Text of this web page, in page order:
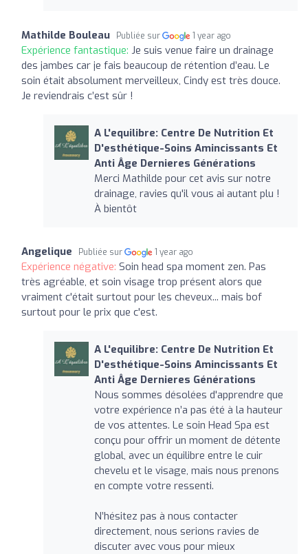
Mathilde Bouleau Publiée sur 1 year ago
Expérience fantastique: Je suis venue faire un drainage
des jambes car je fais beaucoup de rétention d’eau. Le
soin était absolument merveilleux, Cindy est très douce.
Je reviendrais c’est sûr !
A L'equilibre: Centre De Nutrition Et
D'esthétique-Soins Amincissants Et
Anti Âge Dernieres Générations
Merci Mathilde pour cet avis sur notre
drainage, ravies qu'il vous ai autant plu !
À bientôt
Angelique Publiée sur 1 year ago
Expérience négative: Soin head spa moment zen. Pas
très agréable, et soin visage trop présent alors que
vraiment c'était surtout pour les cheveux... mais bof
surtout pour le prix que c'est.
A L'equilibre: Centre De Nutrition Et
D'esthétique-Soins Amincissants Et
Anti Âge Dernieres Générations
Nous sommes désolées d'apprendre que
votre expérience n’a pas été à la hauteur
de vos attentes. Le soin Head Spa est
conçu pour offrir un moment de détente
global, avec un équilibre entre le cuir
chevelu et le visage, mais nous prenons
en compte votre ressenti.
N’hésitez pas à nous contacter
directement, nous serions ravies de
discuter avec vous pour mieux